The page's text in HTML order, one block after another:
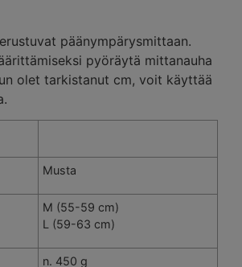
päänympärysmittaan.
pyöräytä mittanauha
olet tarkistanut cm, voit käyttää
Musta
M (55-59 cm)
L (59-63 cm)
n. 450 g